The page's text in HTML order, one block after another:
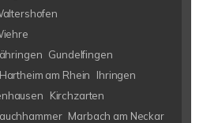
Gundelfingen
Hartheim am Rhein
Ihringen
Kirchzarten
Marbach am Neckar